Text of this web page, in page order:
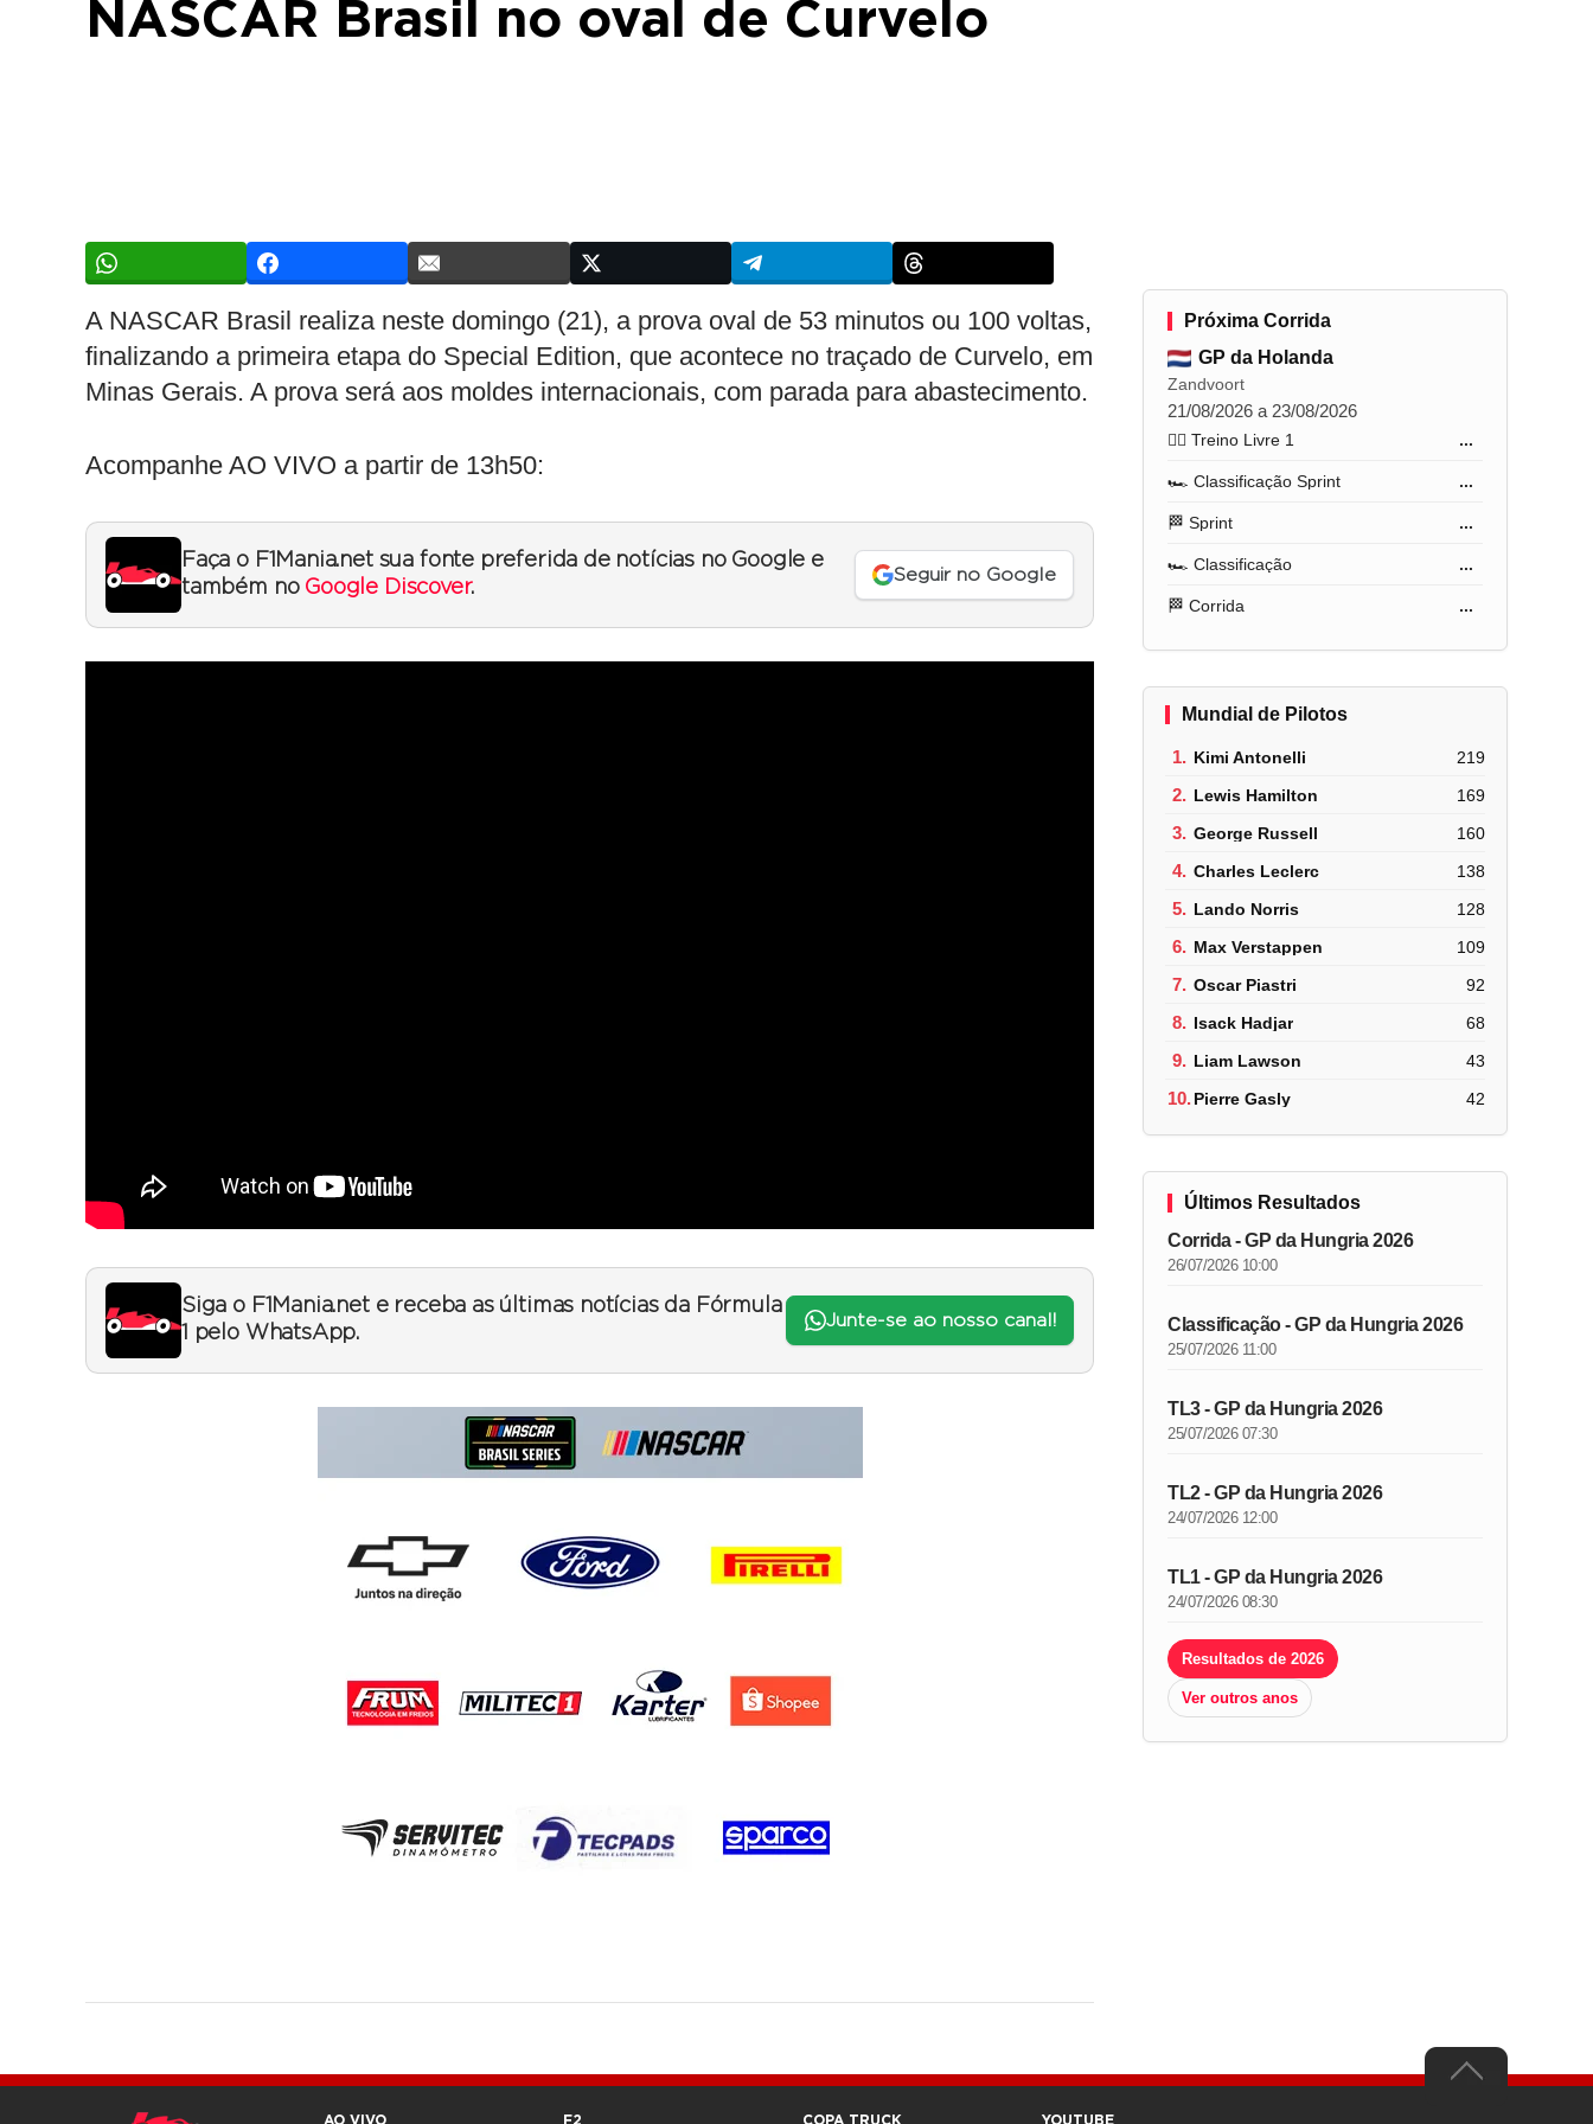
NASCAR Brasil no oval de Curvelo
A NASCAR Brasil realiza neste domingo (21), a prova oval de 53 minutos ou 100 voltas,
finalizando a primeira etapa do Special Edition, que acontece no traçado de Curvelo, em
Minas Gerais. A prova será aos moldes internacionais, com parada para abastecimento.
Acompanhe AO VIVO a partir de 13h50:
Faça o F1Mania.net sua fonte preferida de notícias no Google e
também no Google Discover.
Seguir no Google
Siga o F1Mania.net e receba as últimas notícias da Fórmula
1 pelo WhatsApp.
Junte-se ao nosso canal!
Próxima Corrida
GP da Holanda
Zandvoort
21/08/2026 a 23/08/2026
🏋️‍♂️ Treino Livre 1 ...
🏎️ Classificação Sprint ...
🏁 Sprint ...
🏎️ Classificação ...
🏁 Corrida ...
Mundial de Pilotos
1. Kimi Antonelli 219
2. Lewis Hamilton 169
3. George Russell 160
4. Charles Leclerc 138
5. Lando Norris 128
6. Max Verstappen 109
7. Oscar Piastri 92
8. Isack Hadjar 68
9. Liam Lawson 43
10.Pierre Gasly 42
Últimos Resultados
Corrida - GP da Hungria 2026
26/07/2026 10:00
Classificação - GP da Hungria 2026
25/07/2026 11:00
TL3 - GP da Hungria 2026
25/07/2026 07:30
TL2 - GP da Hungria 2026
24/07/2026 12:00
TL1 - GP da Hungria 2026
24/07/2026 08:30
Resultados de 2026
Ver outros anos
AO VIVO F2 COPA TRUCK YOUTUBE